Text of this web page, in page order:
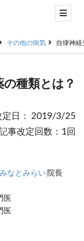
その他の病気 自律神
種類とは？
日： 2019/3/25
事改定回数：1回
なとみらい院長
医
医